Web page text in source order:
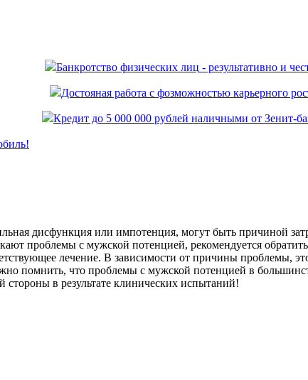
Банкротство физических лиц - результативно и
Достояная работа с фозможностью карьерного
Кредит до 5 000 000 рублей наличными от Зенит-
дисфункция или импотенция, могут быть причиной
проблемы с мужской потенцией, рекомендуется
лечение. В зависимости от причины проблемы,
помнить, что проблемы с мужской потенцией в
стороны в результате клинических испытаний!